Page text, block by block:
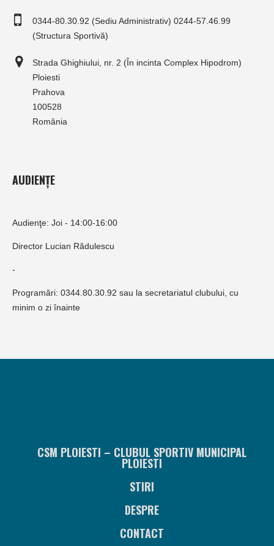
0344-80.30.92 (Sediu Administrativ) 0244-57.46.99
(Structura Sportivă)
Strada Ghighiului, nr. 2 (În incinta Complex Hipodrom)
Ploiesti
Prahova
100528
România
AUDIENȚE
Audienţe: Joi - 14:00-16:00
Director Lucian Rădulescu
-
Programări: 0344.80.30.92 sau la secretariatul clubului, cu
minim o zi înainte
CSM PLOIESTI – CLUBUL SPORTIV MUNICIPAL
PLOIESTI
STIRI
DESPRE
CONTACT